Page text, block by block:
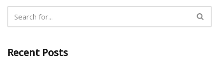
Recent Posts